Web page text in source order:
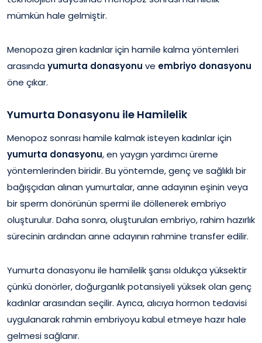
mümkün hale gelmiştir.
Menopoza giren kadınlar için hamile kalma yöntemleri
arasındayumurta donasyonu ve embriyo donasyonu
öne çıkar.
Yumurta Donasyonu ile Hamilelik
Menopoz sonrası hamile kalmak isteyen kadınlar için
yumurta donasyonu, en yaygın yardımcı üreme
yöntemlerinden biridir. Bu yöntemde, genç ve sağlıklı bir
bağışçıdan alınan yumurtalar, anne adayının eşinin veya
bir sperm donörünün spermi ile döllenerek embriyo
oluşturulur. Daha sonra, oluşturulan embriyo, rahim hazırlık
sürecinin ardından anne adayının rahmine transfer edilir.
Yumurta donasyonu ile hamilelik şansı oldukça yüksektir
çünkü donörler, doğurganlık potansiyeli yüksek olan genç
kadınlar arasından seçilir. Ayrıca, alıcıya hormon tedavisi
uygulanarak rahmin embriyoyu kabul etmeye hazır hale
gelmesi sağlanır.